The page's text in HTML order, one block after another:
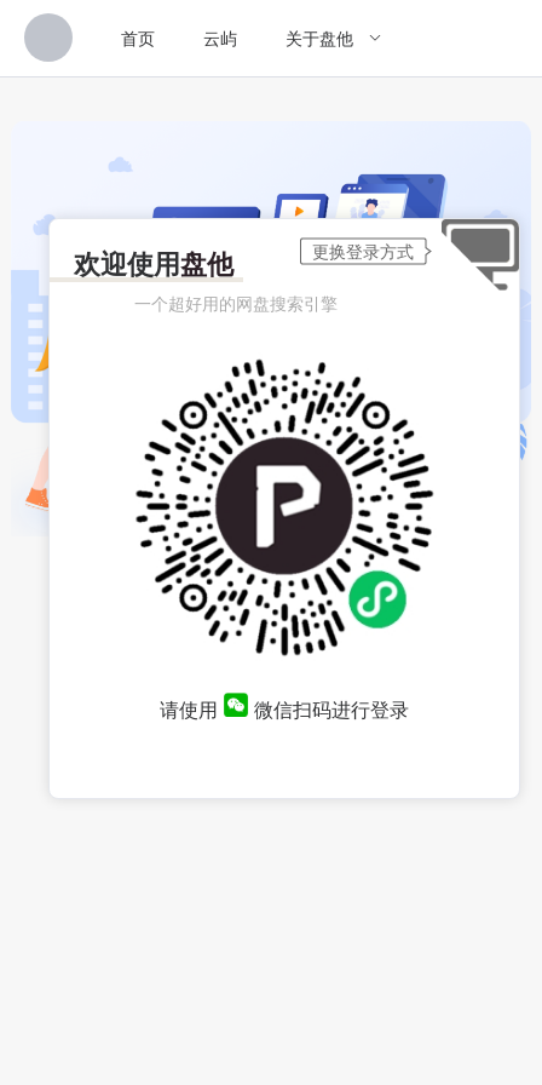
首页 云屿 关于盘他
欢迎使用盘他
一个超好用的网盘搜索引擎
请使用 微信扫码进行登录